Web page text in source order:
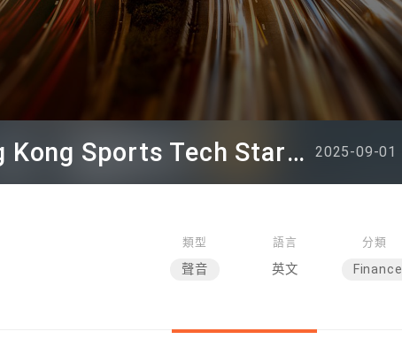
Cresento HK - A Hong Kong Sports Tech Startup 2025-09-01
類型
聲音
語言
英文
分類
Finance